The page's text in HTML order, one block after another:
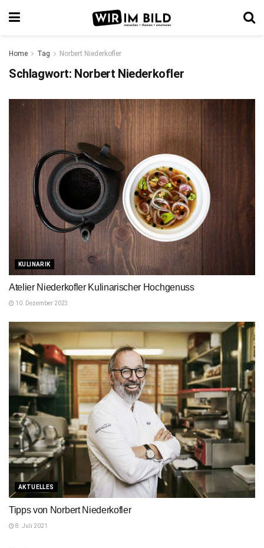
Home Tag Norbert Niederkofler
Schlagwort: Norbert Niederkofler
KULINARIK
Atelier Niederkofler Kulinarischer Hochgenuss
10. Dezember 2023
AKTUELLES
Tipps von Norbert Niederkofler
8. Juli 2021